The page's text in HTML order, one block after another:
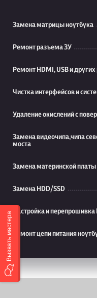
Замена матрицы ноутбука
Ремонт разъема ЗУ
Ремонт HDMI, USB и
Чистка интерфейсов и
Удаление окислений с
Замена видеочипа,чипа
моста
Замена материнской платы
Замена HDD/SSD
Настройка и перепрошивка
Ремонт цепи питания
Вызвать мастера